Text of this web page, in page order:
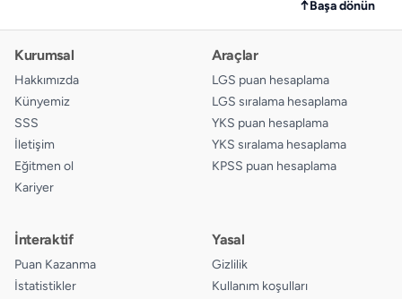
↑Başa dönün
Kurumsal
Hakkımızda
Künyemiz
SSS
İletişim
Eğitmen ol
Kariyer
Araçlar
LGS puan hesaplama
LGS sıralama hesaplama
YKS puan hesaplama
YKS sıralama hesaplama
KPSS puan hesaplama
İnteraktif
Puan Kazanma
İstatistikler
Yasal
Gizlilik
Kullanım koşulları